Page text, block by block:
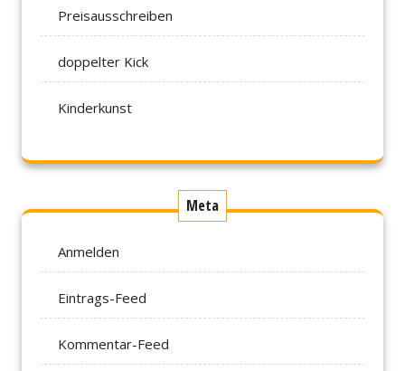
Preisausschreiben
doppelter Kick
Kinderkunst
Meta
Anmelden
Eintrags-Feed
Kommentar-Feed